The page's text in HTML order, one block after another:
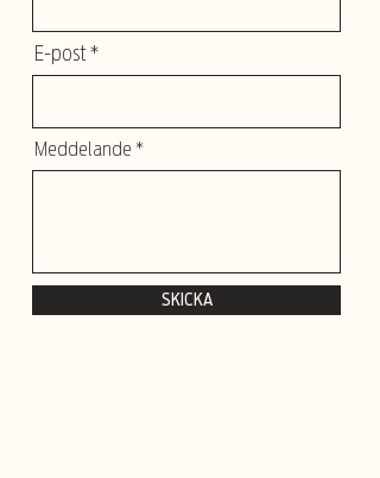
E-post
Meddelande
SKICKA